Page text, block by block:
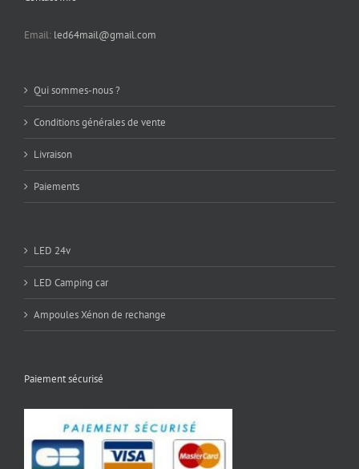
Email: led64mail@gmail.com
Qui sommes-nous ?
Conditions générales de vente
Livraison
Paiements
LED 24v
LED Camping car
Ampoules Xénon de rechange
Paiement sécurisé